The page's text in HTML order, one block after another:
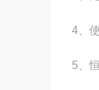
4 、
5 、